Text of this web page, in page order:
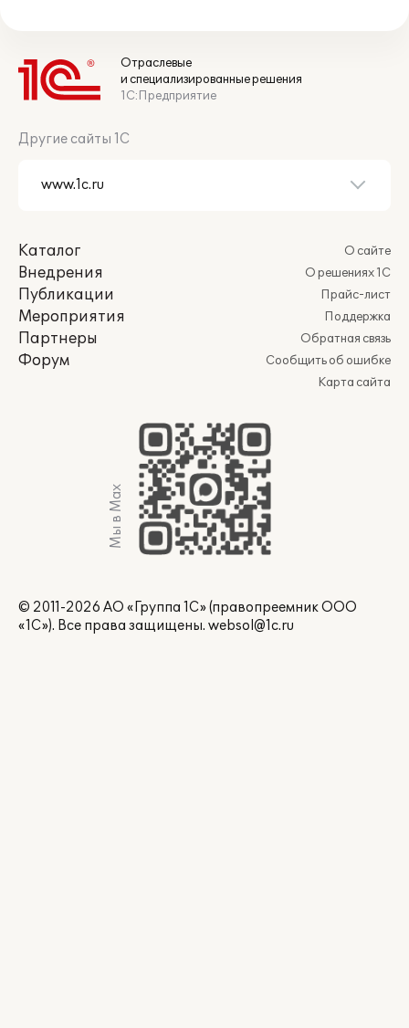
Отраслевые
и специализированные решения
1С:Предприятие
Другие сайты 1С
Каталог
Внедрения
Публикации
Мероприятия
Партнеры
Форум
О сайте
О решениях 1С
Прайс-лист
Поддержка
Обратная связь
Сообщить об ошибке
Карта сайта
Мы в Max
© 2011-2026 АО «Группа 1С» (правопреемник ООО
«1С»). Все права защищены. websol@1c.ru